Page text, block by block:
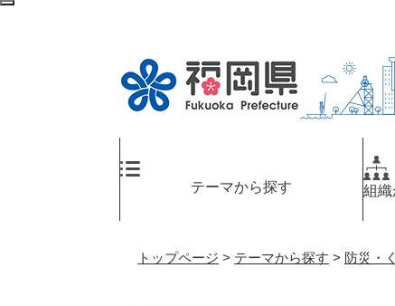
ペ
テーマから探す 組織
トップページ > テーマから探す > 防災・